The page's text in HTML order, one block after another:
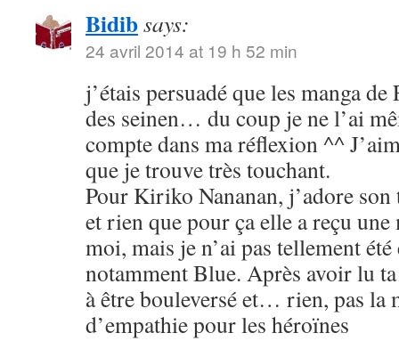
Bidibsays:
24 avril 2014 at 19 h 52 min
j’étais persuadé que les manga
des seinen… du coup je ne l’ai
compte dans ma réflexion ^^
que je trouve très touchant.
Pour Kiriko Nananan, j’adore
et rien que pour ça elle a reçu
moi, mais je n’ai pas tellement
notamment Blue. Après avoir lu
à être bouleversé et… rien, pas la
d’empathie pour les héroïnes